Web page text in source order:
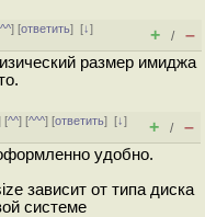
] [ответить][↓]
+ / –
размер имиджа
[^^] [^^^] [ответить][↓]
+ / –
удобно.
зависит от типа диска
системе